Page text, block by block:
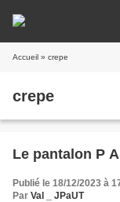
Accueil » crepe
crepe
Le pantalon P
Publié le 18/12/2023 à
Par Val _ JPaUT